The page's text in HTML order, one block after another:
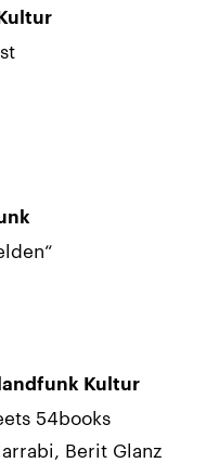
Kultur
54books
Berit Glanz